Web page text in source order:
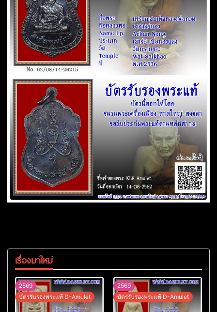
เรื่องมาใหม่
2569
บัตรรับรองพระแท้ D-Amulet
2569
บัตรรับรองพระแท้ D-Amulet